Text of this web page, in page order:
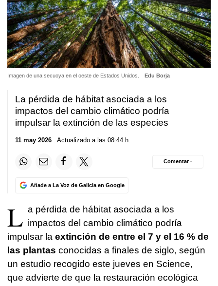
Imagen de una secuoya en el oeste de Estados Unidos. Edu Borja
La pérdida de hábitat asociada a los
impactos del cambio climático podría
impulsar la extinción de las especies
11 may 2026 . Actualizado a las 08:44 h.
Añade a La Voz de Galicia en Google
Comentar ·
L a pérdida de hábitat asociada a los
impactos del cambio climático podría
impulsar la extinción de entre el 7 y el 16 % de
las plantas conocidas a finales de siglo, según
un estudio recogido este jueves en Science,
que advierte de que la restauración ecológica